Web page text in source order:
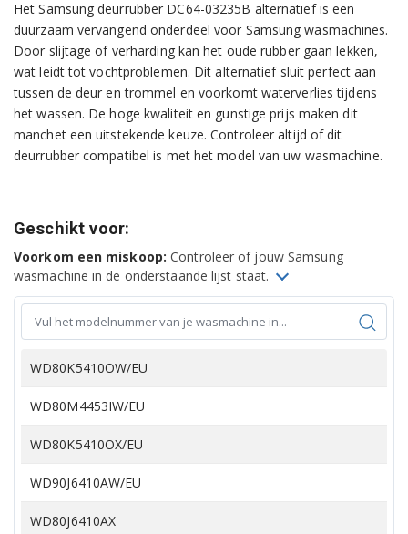
Het Samsung deurrubber DC64-03235B alternatief is een
duurzaam vervangend onderdeel voor Samsung wasmachines.
Door slijtage of verharding kan het oude rubber gaan lekken,
wat leidt tot vochtproblemen. Dit alternatief sluit perfect aan
tussen de deur en trommel en voorkomt waterverlies tijdens
het wassen. De hoge kwaliteit en gunstige prijs maken dit
manchet een uitstekende keuze. Controleer altijd of dit
deurrubber compatibel is met het model van uw wasmachine.
Geschikt voor:
Voorkom een miskoop: Controleer of jouw Samsung
wasmachine in de onderstaande lijst staat.
WD80K5410OW/EU
WD80M4453IW/EU
WD80K5410OX/EU
WD90J6410AW/EU
WD80J6410AX